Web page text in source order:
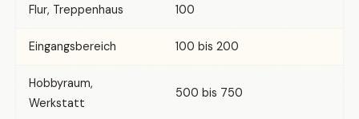
Flur, Treppenhaus 100
Eingangsbereich 100 bis 200
Hobbyraum,
Werkstatt
500 bis 750